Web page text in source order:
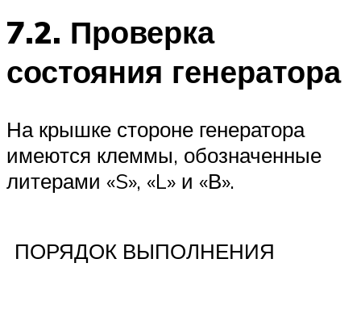
7.2. Проверка
состояния генератора
На крышке стороне генератора
имеются клеммы, обозначенные
литерами «S», «L» и «В».
ПОРЯДОК ВЫПОЛНЕНИЯ